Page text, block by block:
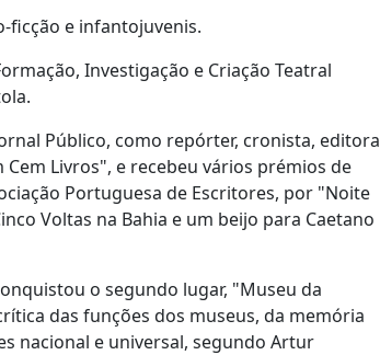
ficção e infantojuvenis.
Investigação e Criação Teatral
Público, como repórter, cronista, editora
Livros", e recebeu vários prémios de
Portuguesa de Escritores, por "Noite
Voltas na Bahia e um beijo para Caetano
o segundo lugar, "Museu da
das funções dos museus, da memória
nacional e universal, segundo Artur